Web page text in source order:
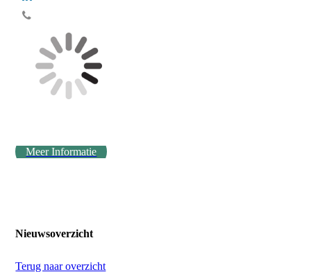
Meer Informatie
Nieuwsoverzicht
Terug naar overzicht